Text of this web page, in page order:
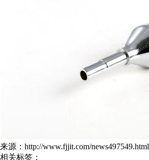
来源：http://www.fjjit.com/news497549.html
相关标签：